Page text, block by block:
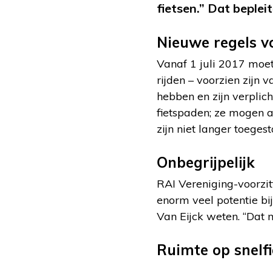
fietsen.” Dat
Nieuwe regels
Vanaf 1 juli 2017
rijden – voorzien zijn
hebben en zijn
fietspaden; ze mogen
zijn niet langer
Onbegrijpelijk
RAI Vereniging-
enorm veel potentie
Van Eijck weten.
Ruimte op